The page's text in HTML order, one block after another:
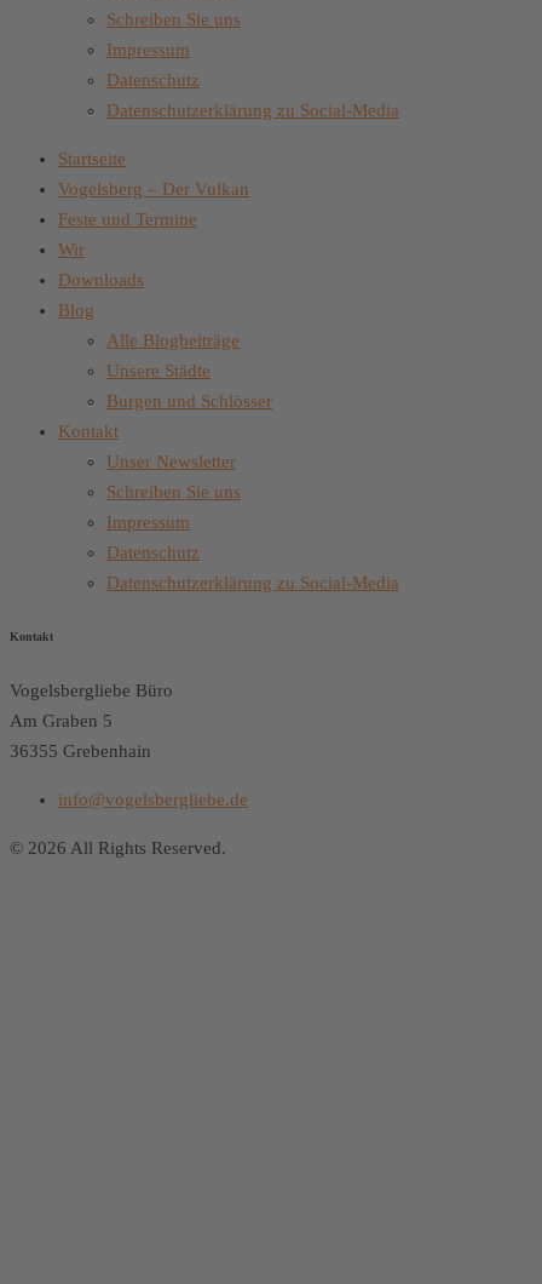
Schreiben Sie uns
Impressum
Datenschutz
Datenschutzerklärung zu Social-Media
Startseite
Vogelsberg – Der Vulkan
Feste und Termine
Wir
Downloads
Blog
Alle Blogbeiträge
Unsere Städte
Burgen und Schlösser
Kontakt
Unser Newsletter
Schreiben Sie uns
Impressum
Datenschutz
Datenschutzerklärung zu Social-Media
Kontakt
Vogelsbergliebe Büro
Am Graben 5
36355 Grebenhain
info@vogelsbergliebe.de
© 2026 All Rights Reserved.